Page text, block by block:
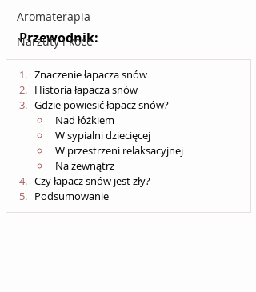
Aromaterapia
Narzuty i koce
Przewodnik:
Znaczenie łapacza snów
Historia łapacza snów
Gdzie powiesić łapacz snów?
Nad łóżkiem
W sypialni dziecięcej
W przestrzeni relaksacyjnej
Na zewnątrz
Czy łapacz snów jest zły?
Podsumowanie